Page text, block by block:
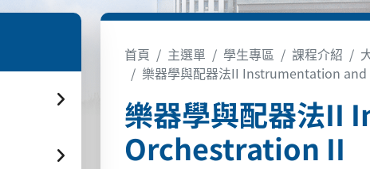
首頁 主選單 學生專區 課程介紹
樂器學與配器法II Instrumentation
樂器學與配器法
Orchestration II